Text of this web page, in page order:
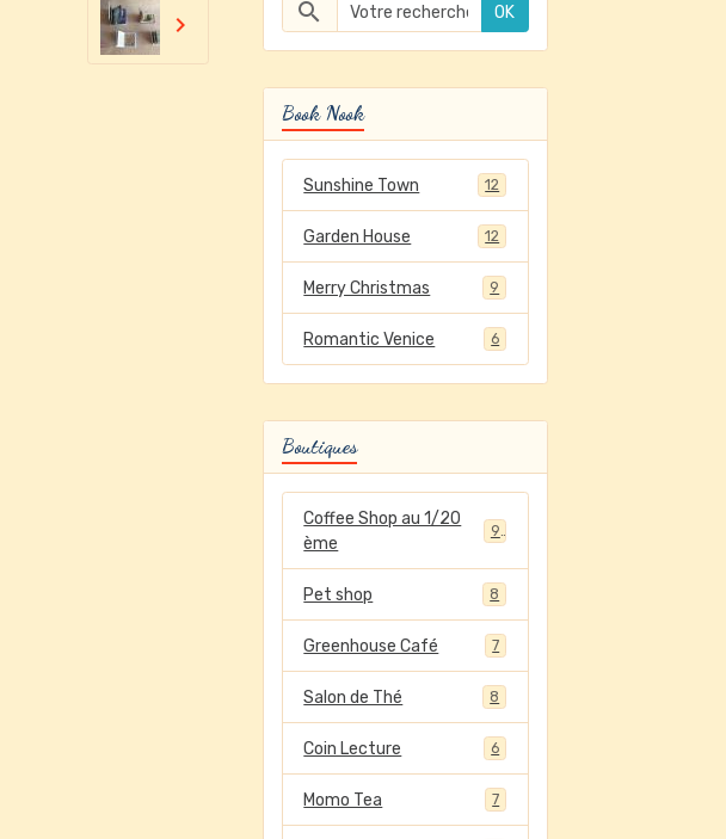
OK
Book Nook
Sunshine Town 12
Garden House 12
Merry Christmas 9
Romantic Venice 6
Boutiques
Coffee Shop au 1/20
ème
Pet shop 8
Greenhouse Café 7
Salon de Thé 8
Coin Lecture 6
Momo Tea 7